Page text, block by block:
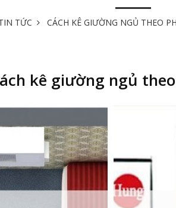
TỨC CÁCH KÊ GIƯỜNG NGỦ THEO
kê giường ngủ